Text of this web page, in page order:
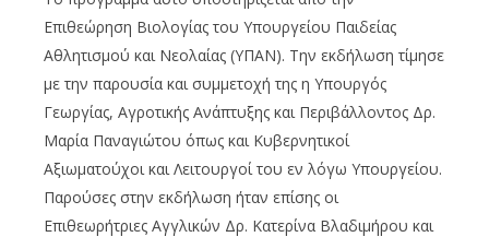
Επιθεώρηση Βιολογίας του Υπουργείου Παιδείας
Αθλητισμού και Νεολαίας (ΥΠΑΝ). Την εκδήλωση τίμησε
με την παρουσία και συμμετοχή της η Υπουργός
Γεωργίας, Αγροτικής Ανάπτυξης και Περιβάλλοντος Δρ.
Μαρία Παναγιώτου όπως και Κυβερνητικοί
Αξιωματούχοι και Λειτουργοί του εν λόγω Υπουργείου.
Παρούσες στην εκδήλωση ήταν επίσης οι
Επιθεωρήτριες Αγγλικών Δρ. Κατερίνα Βλαδιμήρου και